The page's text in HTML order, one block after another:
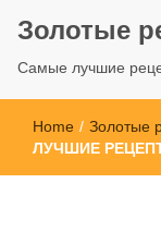
Золотые
Самые лучшие
Home / Золотые
ЛУЧШИЕ